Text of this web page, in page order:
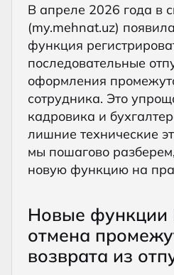
В апреле 2026 года в
(my.mehnat.uz)
функция
последовательные
оформления
сотрудника. Это
кадровика и
лишние технические
мы пошагово
новую функцию на
Новые функции
отмена
возврата из